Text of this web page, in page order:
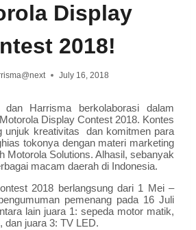
Display
2018!
July 16, 2018
dan Harrisma berkolaborasi dalam
Display Contest 2018. Kontes
unjuk kreativitas dan komitmen para
tokonya dengan materi marketing
Motorola Solutions. Alhasil, sebanyak
macam daerah di Indonesia.
2018 berlangsung dari 1 Mei –
pemenang pada 16 Juli
lain juara 1: sepeda motor matik,
dan juara 3: TV LED.